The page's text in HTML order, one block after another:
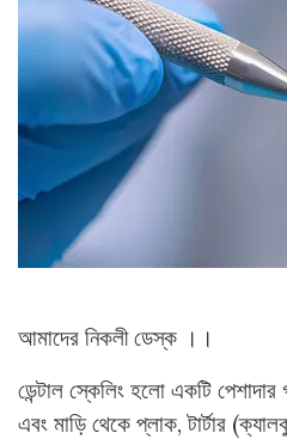
আমাদের নিকলী ডেস্ক ।।
ডেন্টাল স্কেলিং হলো একটি
এবং মাড়ি থেকে প্লাক, টার্টার